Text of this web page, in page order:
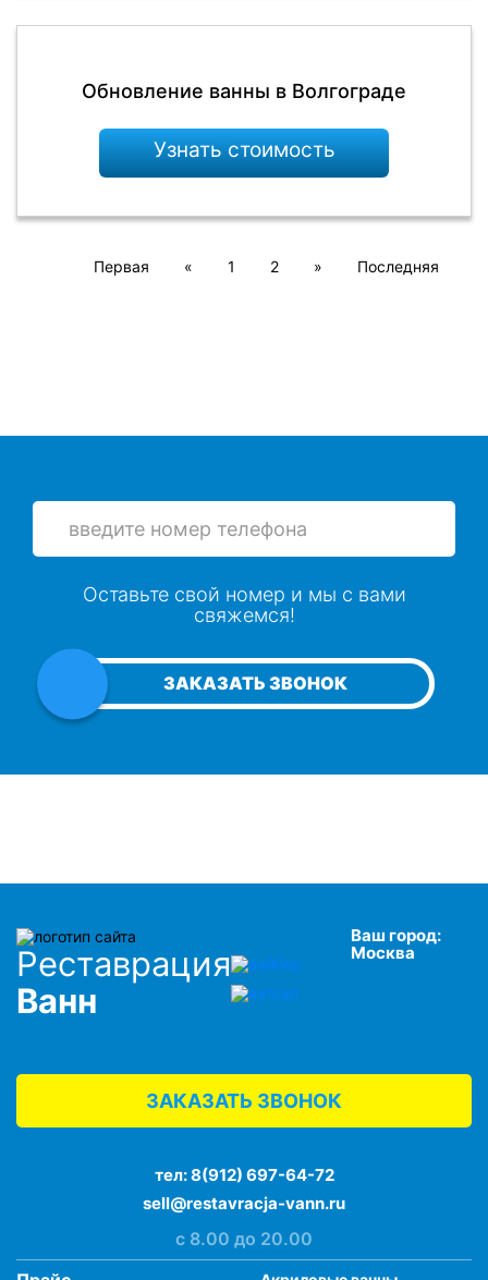
Обновление ванны в Волгограде
Узнать стоимость
Первая « 1 2 » Последняя
ЗАКАЗАТЬ ЗВОНОК
Оставьте свой номер и мы с вами
свяжемся!
Реставрация
Ванн
Ваш город:
Москва
ЗАКАЗАТЬ ЗВОНОК
тел:8(912) 697-64-72
sell@restavracja-vann.ru
с 8.00 до 20.00